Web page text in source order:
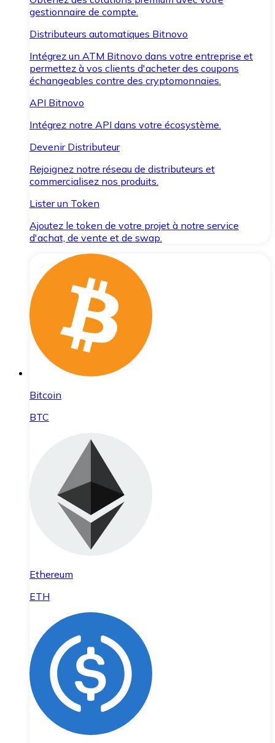
gestionnaire de compte.
Distributeurs automatiques Bitnovo
Intégrez un ATM Bitnovo dans votre entreprise et
permettez à vos clients d'acheter des coupons
échangeables contre des cryptomonnaies.
API Bitnovo
Intégrez notre API dans votre écosystème.
Devenir Distributeur
Rejoignez notre réseau de distributeurs et
commercialisez nos produits.
Lister un Token
Ajoutez le token de votre projet à notre service
d'achat, de vente et de swap.
Bitcoin
BTC
Ethereum
ETH